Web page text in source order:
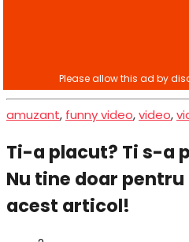
amuzant, funny video,video,
Ti-a placut? Ti s-a
Nu tine doar
acest articol!